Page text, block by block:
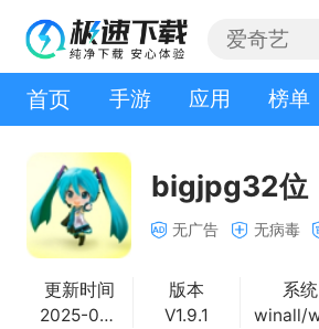
首页 手游 应用 榜单
bigjpg32位
无广告 无病毒
更新时间
2025-08-13
版本
V1.9.1
系统